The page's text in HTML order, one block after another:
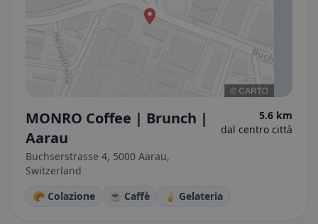
MONRO Coffee | Brunch |
Aarau
Buchserstrasse 4, 5000 Aarau,
Switzerland
5.6 km
dal centro città
🥐 Colazione ☕ Caffè 🍦 Gelateria